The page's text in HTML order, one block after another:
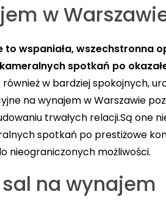
w
to wspaniała,
spotkań po
w bardziej spokojnych,
na wynajem w Warszawie
trwałych relacji.Są
spotkań po prestiżowe
nieograniczonych możliwości.
na wynajem